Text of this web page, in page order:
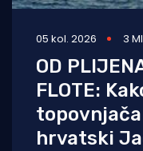
05 kol. 2026 3
OD
FLOTE:
hrvatski